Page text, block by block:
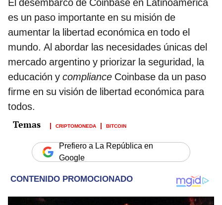
El desembarco de Coinbase en Latinoamérica
es un paso importante en su misión de
aumentar la libertad económica en todo el
mundo. Al abordar las necesidades únicas del
mercado argentino y priorizar la seguridad, la
educación y compliance Coinbase da un paso
firme en su visión de libertad económica para
todos.
CRIPTOMONEDA BITCOIN
Prefiero a La República en
Google